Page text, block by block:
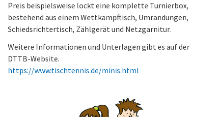
Preis beispielsweise lockt eine komplette Turnierbox,
bestehend aus einem Wettkampftisch, Umrandungen,
Schiedsrichtertisch, Zählgerät und Netzgarnitur.
Weitere Informationen und Unterlagen gibt es auf der
DTTB-Website.
https://www.tischtennis.de/minis.html